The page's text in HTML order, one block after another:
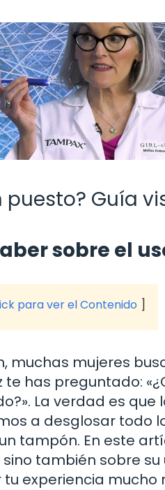
Guía
sobre el
para ver el Contenido
muchas mujeres
te has preguntado:
La verdad es
a desglosar todo
tampón. En este
también sobre
experiencia